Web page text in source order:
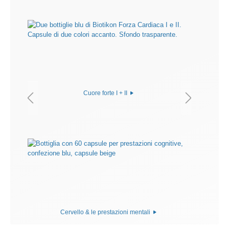
Cuore forte I + II
Cervello & le prestazioni mentali